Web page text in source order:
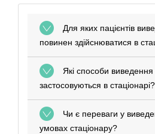
Для яких пацієнтів
повинен здійснюватися в
Які способи
застосовуються в стаціонарі?
Чи є переваги у
умовах стаціонару?